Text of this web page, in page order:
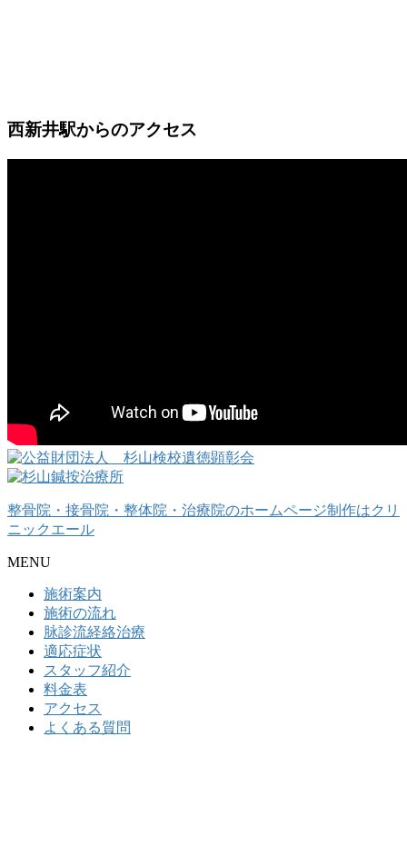
西新井駅からのアクセス
整骨院・接骨院・整体院・治療院のホームページ制作はクリ
ニックエール
MENU
施術案内
施術の流れ
脉診流経絡治療
適応症状
スタッフ紹介
料金表
アクセス
よくある質問